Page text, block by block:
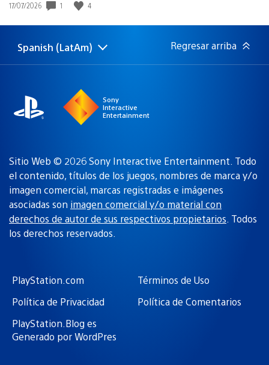
Fecha
publicación:
17/07/2026 1 4
Elige
una
Región
actual:
Spanish (LatAm) Regresar arriba
Sony
Interactive
Entertainment
Sitio Web © 2026 Sony Interactive Entertainment. Todo
el contenido, títulos de los juegos, nombres de marca y/o
imagen comercial, marcas registradas e imágenes
asociadas son imagen comercial y/o material con
derechos de autor de sus respectivos propietarios. Todos
los derechos reservados.
PlayStation.com
Términos de Uso
Política de Privacidad
Política de Comentarios
PlayStation.Blog es
Generado por WordPres